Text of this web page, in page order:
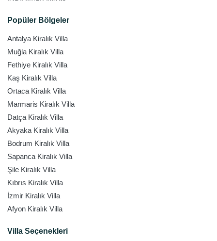
Popüler Bölgeler
Antalya Kiralık Villa
Muğla Kiralık Villa
Fethiye Kiralık Villa
Kaş Kiralık Villa
Ortaca Kiralık Villa
Marmaris Kiralık Villa
Datça Kiralık Villa
Akyaka Kiralık Villa
Bodrum Kiralık Villa
Sapanca Kiralık Villa
Şile Kiralık Villa
Kıbrıs Kiralık Villa
İzmir Kiralık Villa
Afyon Kiralık Villa
Villa Seçenekleri